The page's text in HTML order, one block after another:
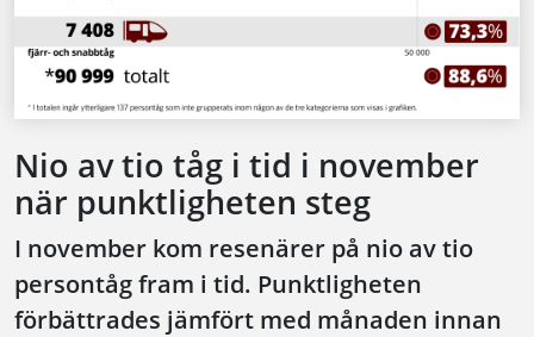
Nio av tio tåg i tid i november
när punktligheten steg
I november kom resenärer på nio av tio
persontåg fram i tid. Punktligheten
förbättrades jämfört med månaden innan